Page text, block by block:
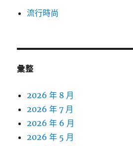
流行時尚
彙整
2026 年 8 月
2026 年 7 月
2026 年 6 月
2026 年 5 月